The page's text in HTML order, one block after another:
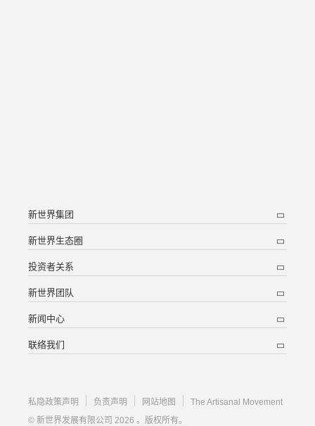
新世界集团
新世界生态圈
投资者关系
新世界团队
新闻中心
联络我们
私隐政策声明 负责声明 网站地图
The Artisanal Movement
© 新世界发展有限公司 2026 。版权所有。